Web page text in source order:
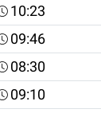
10:23
09:46
08:30
09:10